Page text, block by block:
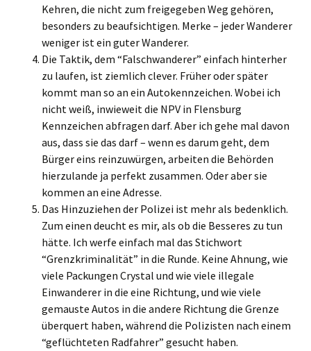
Kehren, die nicht zum freigegeben Weg gehören,
besonders zu beaufsichtigen. Merke – jeder Wanderer
weniger ist ein guter Wanderer.
Die Taktik, dem “Falschwanderer” einfach hinterher
zu laufen, ist ziemlich clever. Früher oder später
kommt man so an ein Autokennzeichen. Wobei ich
nicht weiß, inwieweit die NPV in Flensburg
Kennzeichen abfragen darf. Aber ich gehe mal davon
aus, dass sie das darf – wenn es darum geht, dem
Bürger eins reinzuwürgen, arbeiten die Behörden
hierzulande ja perfekt zusammen. Oder aber sie
kommen an eine Adresse.
Das Hinzuziehen der Polizei ist mehr als bedenklich.
Zum einen deucht es mir, als ob die Besseres zu tun
hätte. Ich werfe einfach mal das Stichwort
“Grenzkriminalität” in die Runde. Keine Ahnung, wie
viele Packungen Crystal und wie viele illegale
Einwanderer in die eine Richtung, und wie viele
gemauste Autos in die andere Richtung die Grenze
überquert haben, während die Polizisten nach einem
“geflüchteten Radfahrer” gesucht haben.